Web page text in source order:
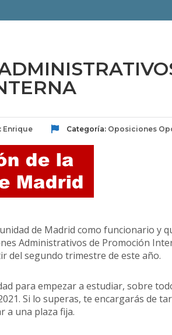
Enrique Categoría: Oposiciones
de Madrid como funcionario
Administrativos de Promoción
del segundo trimestre de este año.
para empezar a estudiar, sobre
Si lo superas, te encargarás de
a una plaza fija.